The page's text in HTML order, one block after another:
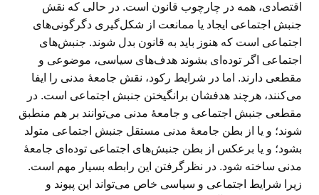
اقتصادی، همه در چارچوب قانون است. در حالی که نقش
جنبش اجتماعی ایجاد یا ممانعت از شکل‌گیری دگرگونی‌های
اجتماعی است که هنوز باید به قانون بدل شوند. جنبش‌های
اجتماعی اگر توده‌ای بشوند هدف‌های سیاسی، موضوعی و
مقطعی دارند. اما در شرایط رکود، نقش جامعهٔ مدنی را ایفا
می‌کنند، هرچند هدفشان برانگیختن جنبش اجتماعی است. در
مقطعی جنبش اجتماعی و جامعهٔ مدنی می‌توانند بر هم منطبق
شوند؛ و یا از بطن جامعهٔ مدنی مستقل جنبش اجتماعی متولد
بشود؛ و یا برعکس از بطن جنبش‌های اجتماعی توده‌ای جامعهٔ
مدنی ساخته شود. در نظرگرفتن این رابطه بسیار مهم است.
زیرا شرایط اجتماعی و سیاسی خاص می‌تواند این پیوند و